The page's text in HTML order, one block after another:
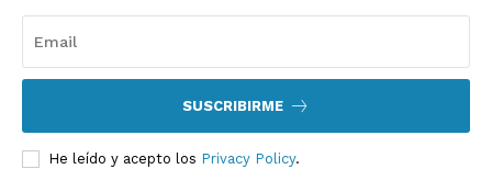
SUSCRIBIRME
He leído y acepto los Privacy Policy.